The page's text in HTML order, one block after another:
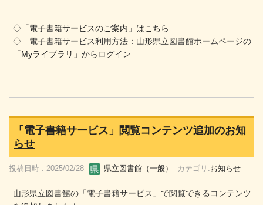
◇ 「電子書籍サービスのご案内」はこちら
◇ 電子書籍サービス利用方法：山形県立図書館ホームページの
「Myライブラリ」 からログイン
「電子書籍サービス」閲覧コンテンツ追加のお知
らせ
投稿日時 : 2025/02/28 県立図書館（一般） カテゴリ:お知らせ
山形県立図書館の「電子書籍サービス」で閲覧できるコンテンツ